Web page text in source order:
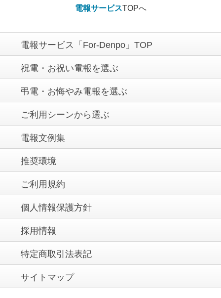
電報サービスTOPへ
電報サービス「For-Denpo」TOP
祝電・お祝い電報を選ぶ
弔電・お悔やみ電報を選ぶ
ご利用シーンから選ぶ
電報文例集
推奨環境
ご利用規約
個人情報保護方針
採用情報
特定商取引法表記
サイトマップ